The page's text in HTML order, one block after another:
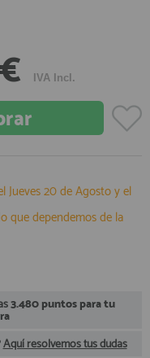
IVA Incl.
Jueves 20 de Agostoy el
que dependemos de la
3.480 puntos para tu
Aquí resolvemos tus dudas